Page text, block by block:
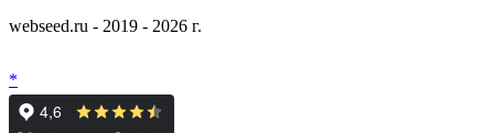
webseed.ru - 2019 - 2026 г.
*